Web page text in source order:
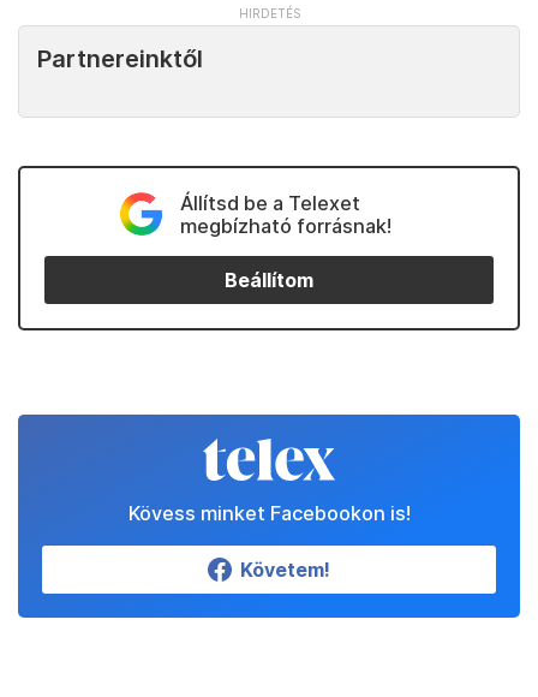
Partnereinktől
Állítsd be a Telexet
megbízható forrásnak!
Beállítom
Kövess minket Facebookon is!
Követem!